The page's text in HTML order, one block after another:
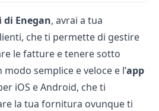
Enegan, avrai a tua
che ti permette di gestire
le fatture e tenere sotto
semplice e veloce e l’app
iOS e Android, che ti
la tua fornitura ovunque ti